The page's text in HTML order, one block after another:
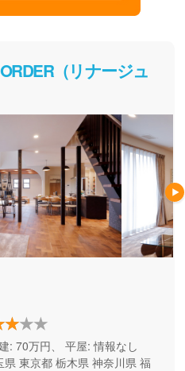
（リナージュ
: 70万円、 平屋: 情報なし
県 東京都 栃木県 神奈川県 福